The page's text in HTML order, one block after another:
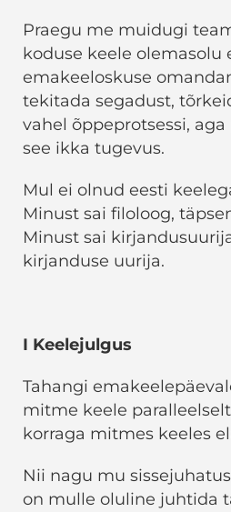
Praegu me muidugi
koduse keele olemasolu
emakeeloskuse
tekitada segadust,
vahel õppeprotsessi,
see ikka tugevus.
Mul ei olnud eesti
Minust sai filoloog,
Minust sai
kirjanduse uurija.
I Keelejulgus
Tahangi
mitme keele
korraga mitmes keeles
Nii nagu mu
on mulle oluline juhtida